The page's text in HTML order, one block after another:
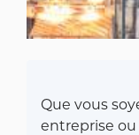
Que vous
entreprise